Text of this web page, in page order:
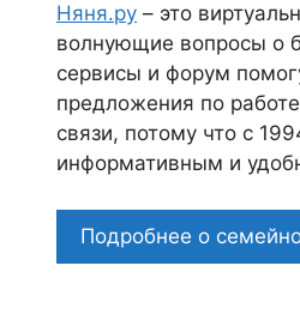
Няня.ру – это
волнующие вопросы о
сервисы и форум
предложения по
связи, потому что c
информативным и
Подробнее о